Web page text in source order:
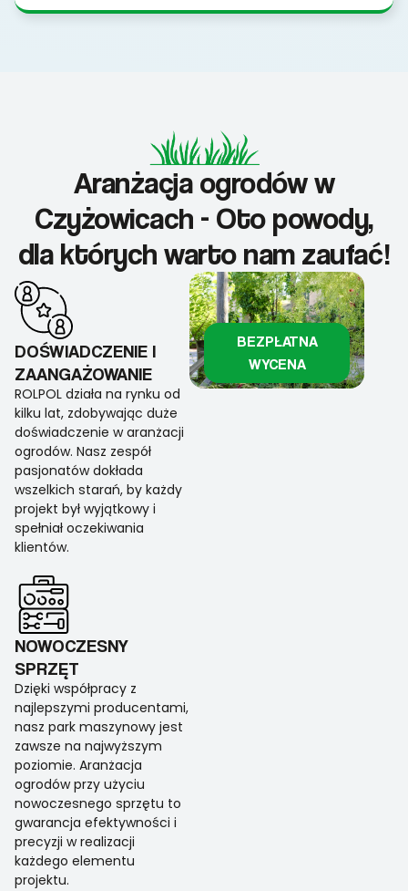
Aranżacja ogrodów w
Czyżowicach - Oto powody,
dla których warto nam zaufać!
DOŚWIADCZENIE I
ZAANGAŻOWANIE
ROLPOL działa na rynku od
kilku lat, zdobywając duże
doświadczenie w aranżacji
ogrodów. Nasz zespół
pasjonatów dokłada
wszelkich starań, by każdy
projekt był wyjątkowy i
spełniał oczekiwania
klientów.
NOWOCZESNY
SPRZĘT
Dzięki współpracy z
najlepszymi producentami,
nasz park maszynowy jest
zawsze na najwyższym
poziomie. Aranżacja
ogrodów przy użyciu
nowoczesnego sprzętu to
gwarancja efektywności i
precyzji w realizacji
każdego elementu
projektu.
BEZPŁATNA
WYCENA